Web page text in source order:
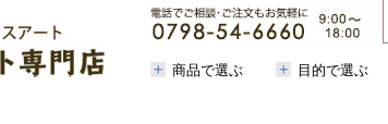
商品で選ぶ 目的で選ぶ